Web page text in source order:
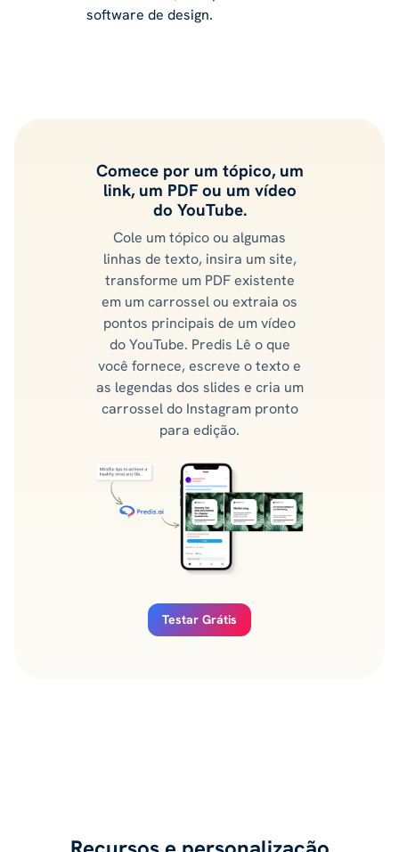
software de design.
Comece por um tópico, um
link, um PDF ou um vídeo
do YouTube.
Cole um tópico ou algumas
linhas de texto, insira um site,
transforme um PDF existente
em um carrossel ou extraia os
pontos principais de um vídeo
do YouTube. Predis Lê o que
você fornece, escreve o texto e
as legendas dos slides e cria um
carrossel do Instagram pronto
para edição.
Testar Grátis